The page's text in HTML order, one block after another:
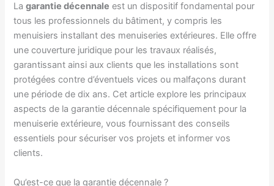
Lagarantie décennale est un dispositif fondamental pour
tous les professionnels du bâtiment, y compris les
menuisiers installant des menuiseries extérieures. Elle offre
une couverture juridique pour les travaux réalisés,
garantissant ainsi aux clients que les installations sont
protégées contre d’éventuels vices ou malfaçons durant
une période de dix ans. Cet article explore les principaux
aspects de la garantie décennale spécifiquement pour la
menuiserie extérieure, vous fournissant des conseils
essentiels pour sécuriser vos projets et informer vos
clients.
Qu’est-ce que la garantie décennale ?